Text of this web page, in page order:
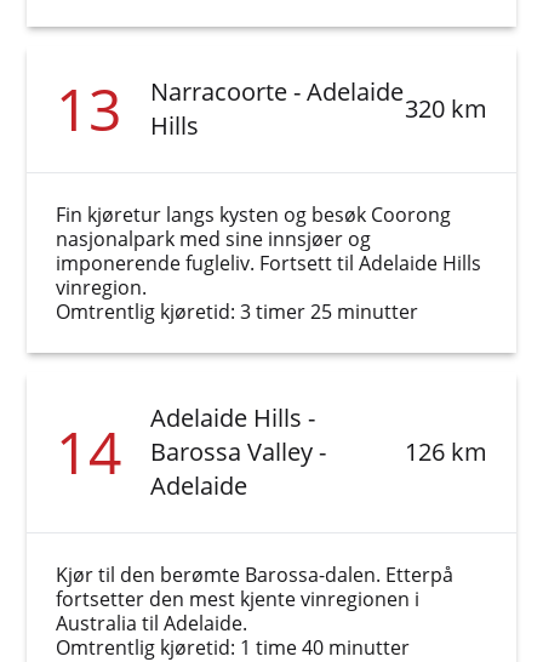
13
Narracoorte - Adelaide
Hills
320 km
Fin kjøretur langs kysten og besøk Coorong
nasjonalpark med sine innsjøer og
imponerende fugleliv. Fortsett til Adelaide Hills
vinregion.
Omtrentlig kjøretid: 3 timer 25 minutter
14
Adelaide Hills -
Barossa Valley -
Adelaide
126 km
Kjør til den berømte Barossa-dalen. Etterpå
fortsetter den mest kjente vinregionen i
Australia til Adelaide.
Omtrentlig kjøretid: 1 time 40 minutter